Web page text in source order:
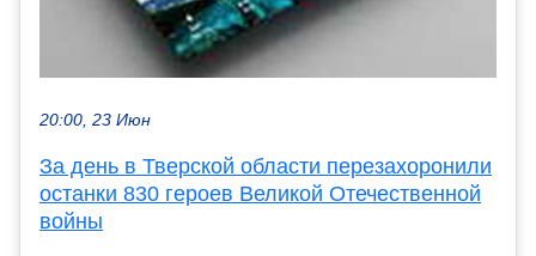
20:00, 23 Июн
За день в Тверской области перезахоронили
останки 830 героев Великой Отечественной
войны